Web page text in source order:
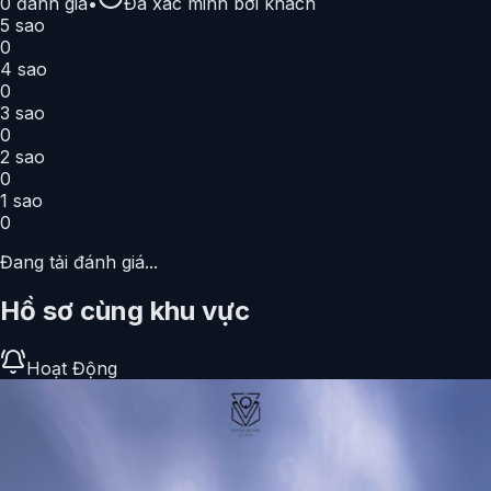
5 sao
0
4 sao
0
3 sao
0
2 sao
0
1 sao
0
Đang tải đánh giá...
Hồ sơ cùng khu vực
Hoạt Động